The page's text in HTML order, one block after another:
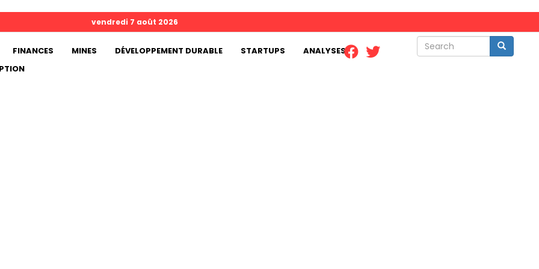
Search Search
vendredi 7 août 2026
FINANCES MINES DÉVELOPPEMENT DURABLE STARTUPS
ANALYSES